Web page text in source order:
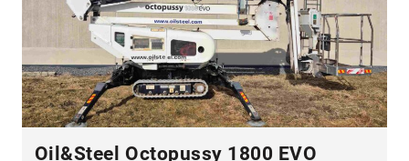
Oil&Steel Octopussy 1800 EVO